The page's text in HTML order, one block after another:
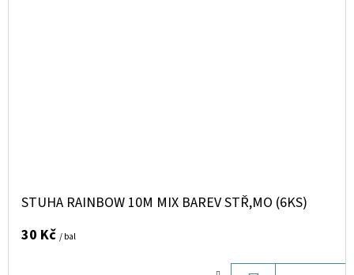
STUHA RAINBOW 10M MIX BAREV STŘ,MO (6KS)
30 Kč / bal